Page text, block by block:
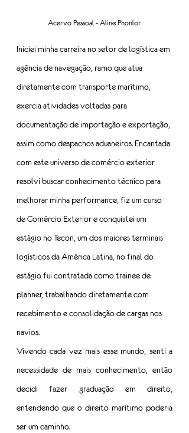
Acervo Pessoal - Aline Phonlor
Iniciei minha carreira no setor de logística em
agência de navegação, ramo que atua
diretamente com transporte marítimo,
exercia atividades voltadas para
documentação de importação e exportação,
assim como despachos aduaneiros. Encantada
com este universo de comércio exterior
resolvi buscar conhecimento técnico para
melhorar minha performance, fiz um curso
de Comércio Exterior e conquistei um
estágio no Tecon, um dos maiores terminais
logísticos da América Latina, no final do
estágio fui contratada como trainee de
planner, trabalhando diretamente com
recebimento e consolidação de cargas nos
navios.
Vivendo cada vez mais esse mundo, senti a
necessidade de mais conhecimento, então
decidi fazer graduação em direito,
entendendo que o direito marítimo poderia
ser um caminho.